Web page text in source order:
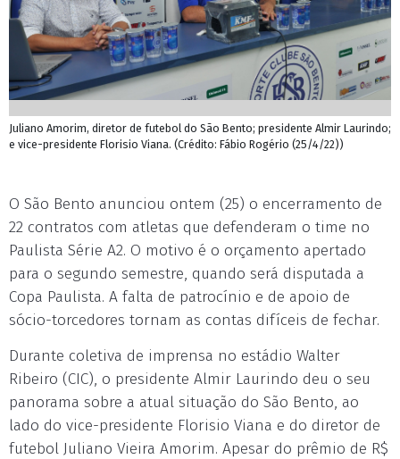
Juliano Amorim, diretor de futebol do São Bento; presidente Almir Laurindo;
e vice-presidente Florisio Viana. (Crédito: Fábio Rogério (25/4/22))
O São Bento anunciou ontem (25) o encerramento de
22 contratos com atletas que defenderam o time no
Paulista Série A2. O motivo é o orçamento apertado
para o segundo semestre, quando será disputada a
Copa Paulista. A falta de patrocínio e de apoio de
sócio-torcedores tornam as contas difíceis de fechar.
Durante coletiva de imprensa no estádio Walter
Ribeiro (CIC), o presidente Almir Laurindo deu o seu
panorama sobre a atual situação do São Bento, ao
lado do vice-presidente Florisio Viana e do diretor de
futebol Juliano Vieira Amorim. Apesar do prêmio de R$